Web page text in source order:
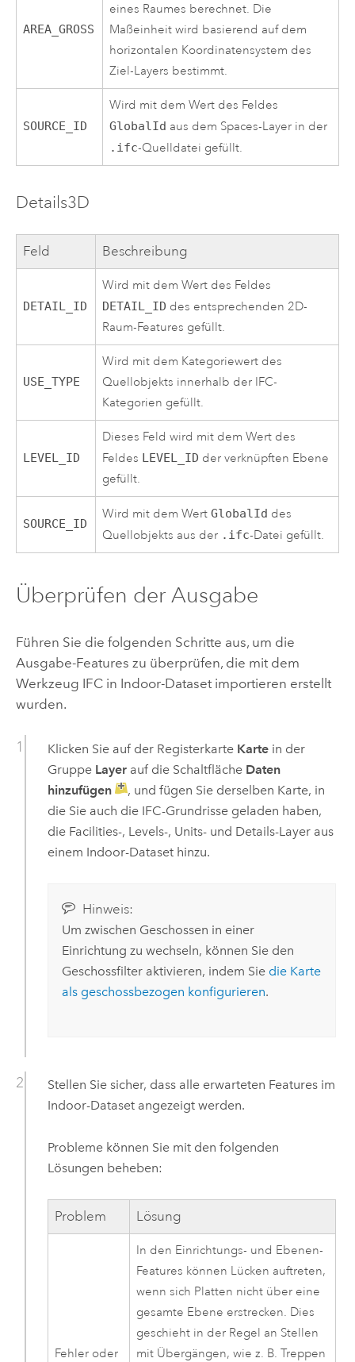
AREA_GROSS
eines Raumes berechnet. Die
Maßeinheit wird basierend auf dem
horizontalen Koordinatensystem des
Ziel-Layers bestimmt.
SOURCE_ID
Wird mit dem Wert des Feldes
GlobalId aus dem Spaces-Layer in der
.ifc-Quelldatei gefüllt.
Details3D
Feld Beschreibung
DETAIL_ID
Wird mit dem Wert des Feldes
DETAIL_ID des entsprechenden 2D-
Raum-Features gefüllt.
USE_TYPE
Wird mit dem Kategoriewert des
Quellobjekts innerhalb der IFC-
Kategorien gefüllt.
LEVEL_ID
Dieses Feld wird mit dem Wert des
Feldes LEVEL_ID der verknüpften Ebene
gefüllt.
SOURCE_ID
Wird mit dem WertGlobalId des
Quellobjekts aus der .ifc-Datei gefüllt.
Überprüfen der Ausgabe
Führen Sie die folgenden Schritte aus, um die
Ausgabe-Features zu überprüfen, die mit dem
Werkzeug IFC in Indoor-Dataset importieren erstellt
wurden.
Klicken Sie auf der Registerkarte Kartein der
Gruppe Layerauf die Schaltfläche Daten
hinzufügen
, und fügen Sie derselben Karte, in
die Sie auch die IFC-Grundrisse geladen haben,
die Facilities-, Levels-, Units- und Details-Layer aus
einem Indoor-Dataset hinzu.
Hinweis:
Um zwischen Geschossen in einer
Einrichtung zu wechseln, können Sie den
Geschossfilter aktivieren, indem Sie die Karte
als geschossbezogen konfigurieren.
Stellen Sie sicher, dass alle erwarteten Features im
Indoor-Dataset angezeigt werden.
Probleme können Sie mit den folgenden
Lösungen beheben:
Problem Lösung
Fehler oder
In den Einrichtungs- und Ebenen-
Features können Lücken auftreten,
wenn sich Platten nicht über eine
gesamte Ebene erstrecken. Dies
geschieht in der Regel an Stellen
mit Übergängen, wie z. B. Treppen